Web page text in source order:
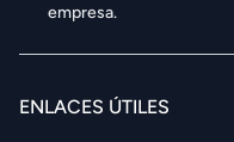
empresa.
ENLACES ÚTILES